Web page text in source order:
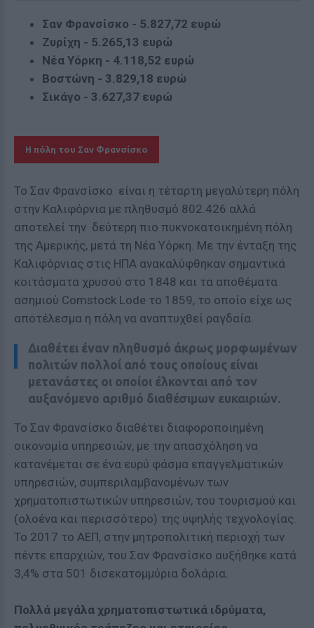
Σαν Φρανσίσκο - 5.827,72 ευρώ
Ζυρίχη - 5.265,13 ευρώ
Νέα Υόρκη - 4.118,52 ευρώ
Βοστώνη - 3.829,18 ευρώ
Σικάγο - 3.627,37 ευρώ
Η πόλη του Σαν Φρανσίσκο
Το Σαν Φρανσίσκο είναι η τέταρτη μεγαλύτερη πόλη
στην Καλιφόρνια με πληθυσμό 802.426 αλλά
αποτελεί την δεύτερη πιο πυκνοκατοικημένη πόλη
της Αμερικής, μετά τη Νέα Υόρκη. Με την ένταξη της
Καλιφόρνιας στις ΗΠΑ ανακαλύφθηκαν σημαντικά
κοιτάσματα χρυσού στο 1848 και τα αποθέματα
ασημιού Comstock Lode το 1859, το οποίο είχε ως
αποτέλεσμα η πόλη να αναπτυχθεί ραγδαία.
Διαθέτει έναν πληθυσμό άκρως μορφωμένων
πολιτών πολλοί από τους οποίους είναι
μετανάστες οι οποίοι έλκονται από τον
αυξανόμενο αριθμό διαθέσιμων ευκαιριών.
Το Σαν Φρανσίσκο διαθέτει διαφοροποιημένη
οικονομία υπηρεσιών, με την απασχόληση να
κατανέμεται σε ένα ευρύ φάσμα επαγγελματικών
υπηρεσιών, συμπεριλαμβανομένων των
χρηματοπιστωτικών υπηρεσιών, του τουρισμού και
(ολοένα και περισσότερο) της υψηλής τεχνολογίας.
Το 2017 το ΑΕΠ, στην μητροπολιτική περιοχή των
πέντε επαρχιών, του Σαν Φρανσίσκο αυξήθηκε κατά
3,4% στα 501 δισεκατομμύρια δολάρια.
Πολλά μεγάλα χρηματοπιστωτικά ιδρύματα,